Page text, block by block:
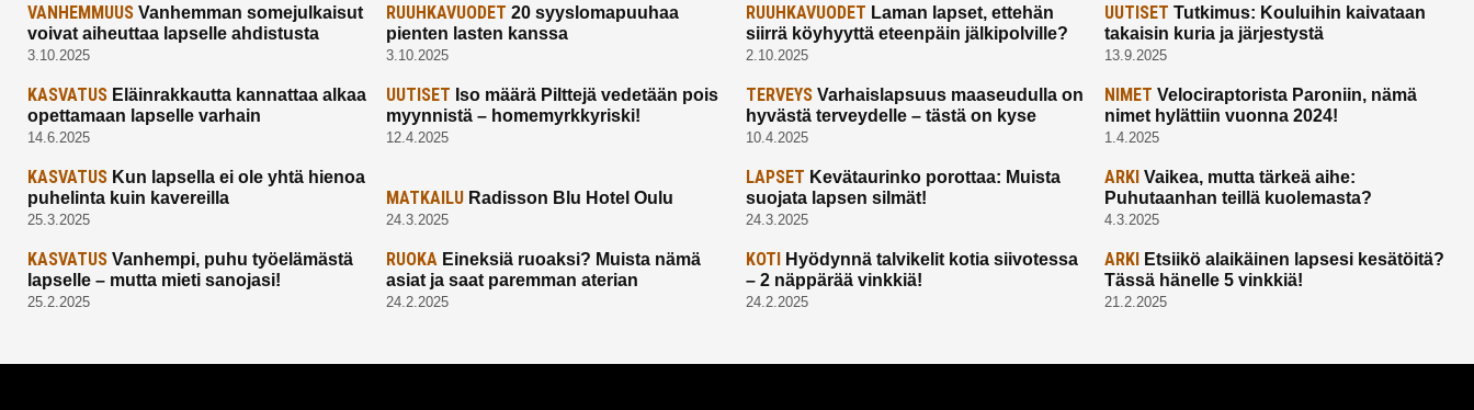
VANHEMMUUS Vanhemman somejulkaisut
voivat aiheuttaa lapselle ahdistusta
3.10.2025
RUUHKAVUODET 20 syyslomapuuhaa
pienten lasten kanssa
3.10.2025
RUUHKAVUODET Laman lapset, ettehän
siirrä köyhyyttä eteenpäin jälkipolville?
2.10.2025
UUTISET Tutkimus: Kouluihin kaivataan
takaisin kuria ja järjestystä
13.9.2025
KASVATUS Eläinrakkautta kannattaa alkaa
opettamaan lapselle varhain
14.6.2025
UUTISET Iso määrä Pilttejä vedetään pois
myynnistä – homemyrkkyriski!
12.4.2025
TERVEYSVarhaislapsuus maaseudulla on
hyvästä terveydelle – tästä on kyse
10.4.2025
NIMET Velociraptorista Paroniin, nämä
nimet hylättiin vuonna 2024!
1.4.2025
KASVATUS Kun lapsella ei ole yhtä hienoa
puhelinta kuin kavereilla
25.3.2025
MATKAILU Radisson Blu Hotel Oulu
24.3.2025
LAPSET Kevätaurinko porottaa: Muista
suojata lapsen silmät!
24.3.2025
ARKI Vaikea, mutta tärkeä aihe:
Puhutaanhan teillä kuolemasta?
4.3.2025
KASVATUS Vanhempi, puhu työelämästä
lapselle – mutta mieti sanojasi!
25.2.2025
RUOKA Eineksiä ruoaksi? Muista nämä
asiat ja saat paremman aterian
24.2.2025
KOTI Hyödynnä talvikelit kotia siivotessa
– 2 näppärää vinkkiä!
24.2.2025
ARKI Etsiikö alaikäinen lapsesi kesätöitä?
Tässä hänelle 5 vinkkiä!
21.2.2025